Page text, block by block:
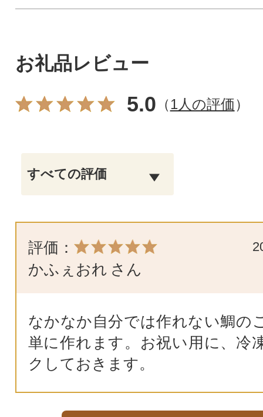
お礼品レビュー
5.0 （1人の評価）
評価：
かふぇおれ さん
なかなか自分では作れない鯛の
単に作れます。お祝い用に、冷
クしておきます。